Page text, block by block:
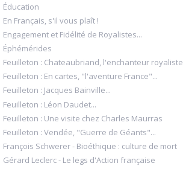
Éducation
En Français, s'il vous plaît !
Engagement et Fidélité de Royalistes...
Éphémérides
Feuilleton : Chateaubriand, l'enchanteur royaliste
Feuilleton : En cartes, "l'aventure France"...
Feuilleton : Jacques Bainville...
Feuilleton : Léon Daudet...
Feuilleton : Une visite chez Charles Maurras
Feuilleton : Vendée, "Guerre de Géants"...
François Schwerer - Bioéthique : culture de mort
Gérard Leclerc - Le legs d'Action française